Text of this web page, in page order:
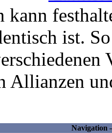
kann
ist.
Allianzen
Navigation